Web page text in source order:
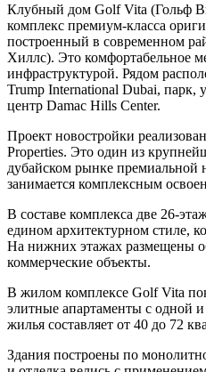
Клубный дом Golf Vita (Гольф
комплекс премиум-класса
построенный в современном
Хиллс). Это комфортабельное
инфраструктурой. Рядом
Trump International Dubai, парк,
центр Damac Hills Center.
Проект новостройки
Properties. Это один из
дубайском рынке
занимается комплексным
В составе комплекса две 26-
едином архитектурном стиле,
На нижних этажах размещены
коммерческие объекты.
В жилом комплексе Golf Vita
элитные апартаменты с одной
жилья составляет от 40 до 72
Здания построены по